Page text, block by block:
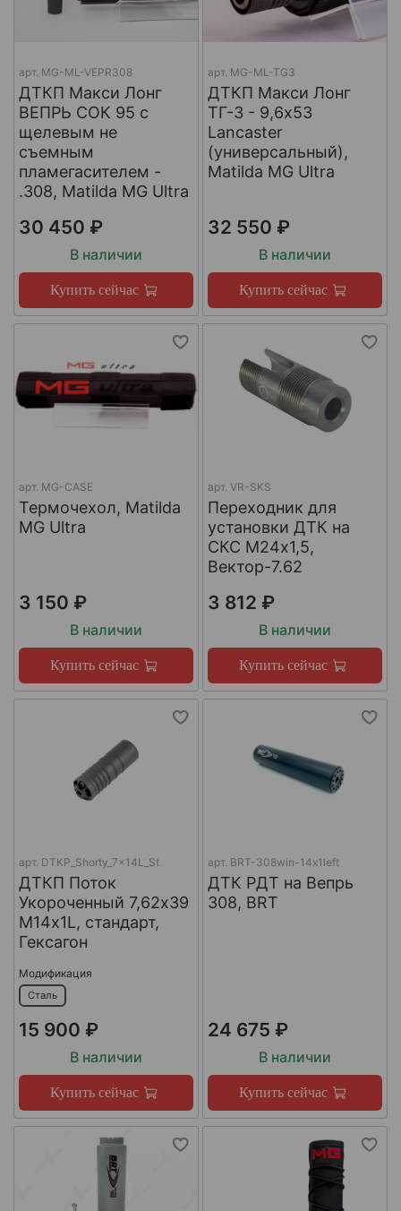
арт. МG-ML-VEPR308
ДТКП Макси Лонг
ВЕПРЬ СОК 95 с
щелевым не
съемным
пламегасителем -
.308, Matilda MG Ultra
30 450 ₽
В наличии
Купить сейчас
арт. MG-ML-TG3
ДТКП Макси Лонг
ТГ-3 - 9,6x53
Lancaster
(универсальный),
Matilda MG Ultra
32 550 ₽
В наличии
Купить сейчас
арт. MG-CASE
Термочехол, Matilda
MG Ultra
3 150 ₽
В наличии
Купить сейчас
арт. VR-SKS
Переходник для
установки ДТК на
СКС М24х1,5,
Вектор-7.62
3 812 ₽
В наличии
Купить сейчас
арт. DTKP_Shorty_7x14L_St
ДТКП Поток
Укороченный 7,62х39
М14х1L, стандарт,
Гексагон
Модификация
Сталь
15 900 ₽
В наличии
Купить сейчас
арт. BRT-308win-14х1left
ДТК РДТ на Вепрь
308, BRT
24 675 ₽
В наличии
Купить сейчас